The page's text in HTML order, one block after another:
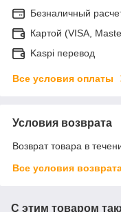
Безналичный
Картой (VISA,
Kaspi перевод
Все условия оплаты
Условия возврата
Возврат товара в
Все условия
С этим товаром